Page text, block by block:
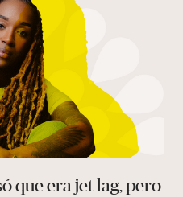
que era jet lag, pero